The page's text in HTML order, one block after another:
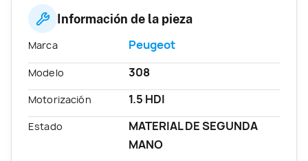
Información de la pieza
Marca Peugeot
Modelo 308
Motorización 1.5 HDI
Estado
MATERIAL DE SEGUNDA
MANO